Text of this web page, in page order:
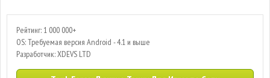
Рейтинг: 1 000 000+
OS: Требуемая версия Android - 4.1 и выше
Разработчик: XDEVS LTD